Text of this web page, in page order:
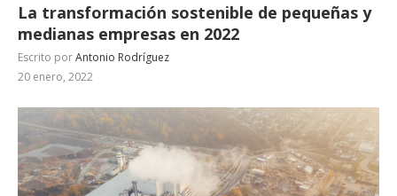
La transformación sostenible de pequeñas y
medianas empresas en 2022
Escrito porAntonio Rodríguez
20 enero, 2022